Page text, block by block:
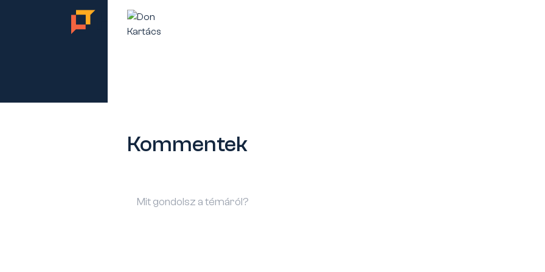
Kommentek